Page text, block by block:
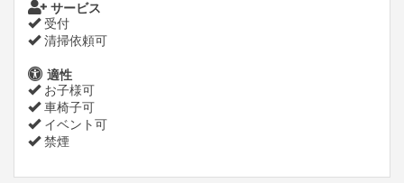
サービス
受付
清掃依頼可
適性
お子様可
車椅子可
イベント可
禁煙